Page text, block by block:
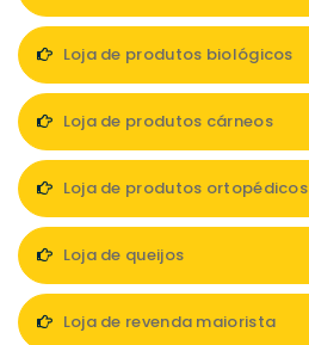
Loja de produtos biológicos
Loja de produtos cárneos
Loja de produtos ortopédicos
Loja de queijos
Loja de revenda maiorista